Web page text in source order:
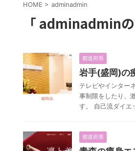
HOME > adminadmin
「 adminadmin
都道府県
岩手(盛岡)の
テレビやインター
事制限をしたり、
す。 自己流ダイエ
都道府県